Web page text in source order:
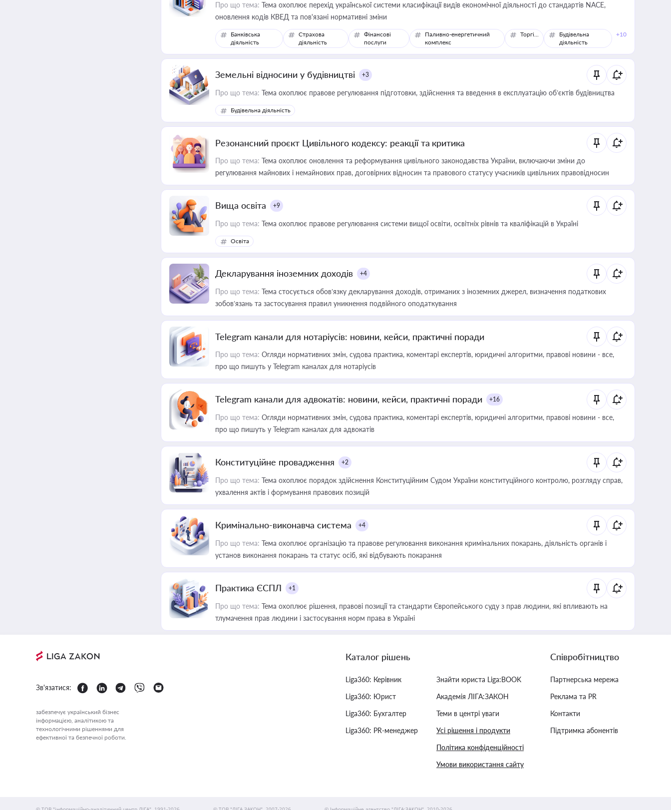
Про що тема: Тема охоплює перехід української системи класифікації видів економічної діяльності до стандартів NACE,
оновлення кодів КВЕД та пов'язані нормативні зміни
Банківська
діяльність
Страхова
діяльність
Фінансові
послуги
Паливно-енергетичний
комплекс
Торгівля
Будівельна
діяльність
+10
Земельні відносини у будівництві +3
Про що тема: Тема охоплює правове регулювання підготовки, здійснення та введення в експлуатацію об’єктів будівництва
Будівельна діяльність
Резонансний проєкт Цивільного кодексу: реакції та критика
Про що тема: Тема охоплює оновлення та реформування цивільного законодавства України, включаючи зміни до
регулювання майнових і немайнових прав, договірних відносин та правового статусу учасників цивільних правовідносин
Вища освіта +9
Про що тема: Тема охоплює правове регулювання системи вищої освіти, освітніх рівнів та кваліфікацій в Україні
Освіта
Декларування іноземних доходів +4
Про що тема: Тема стосується обов’язку декларування доходів, отриманих з іноземних джерел, визначення податкових
зобов’язань та застосування правил уникнення подвійного оподаткування
Telegram канали для нотаріусів: новини, кейси, практичні поради
Про що тема: Огляди нормативних змін, судова практика, коментарі експертів, юридичні алгоритми, правові новини - все,
про що пишуть у Telegram каналах для нотаріусів
Telegram канали для адвокатів: новини, кейси, практичні поради +16
Про що тема: Огляди нормативних змін, судова практика, коментарі експертів, юридичні алгоритми, правові новини - все,
про що пишуть у Telegram каналах для адвокатів
Конституційне провадження +2
Про що тема: Тема охоплює порядок здійснення Конституційним Судом України конституційного контролю, розгляду справ,
ухвалення актів і формування правових позицій
Кримінально-виконавча система +4
Про що тема: Тема охоплює організацію та правове регулювання виконання кримінальних покарань, діяльність органів і
установ виконання покарань та статус осіб, які відбувають покарання
Практика ЄСПЛ +1
Про що тема: Тема охоплює рішення, правові позиції та стандарти Європейського суду з прав людини, які впливають на
тлумачення прав людини і застосування норм права в Україні
Зв'язатися:
забезпечує український бізнес
інформацією, аналітикою та
технологічними рішеннями для
ефективної та безпечної роботи.
Каталог рішень
Liga360: Керівник
Liga360: Юрист
Liga360: Бухгалтер
Liga360: PR-менеджер
Знайти юриста Liga:BOOK
Академія ЛІГА:ЗАКОН
Теми в центрі уваги
Усі рішення і продукти
Політика конфіденційності
Умови використання сайту
Співробітництво
Партнерська мережа
Реклама та PR
Контакти
Підтримка абонентів